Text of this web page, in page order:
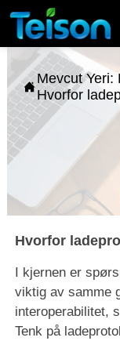

Mevcut Yeri:
Hvorfor
Hvorfor
I kjernen er
viktig av samme
interoperabilitet,
Tenk på